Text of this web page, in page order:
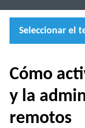
Seleccionar el
Cómo
y la
remotos